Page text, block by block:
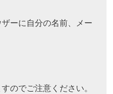
ーに自分の名前、メー
のでご注意ください。